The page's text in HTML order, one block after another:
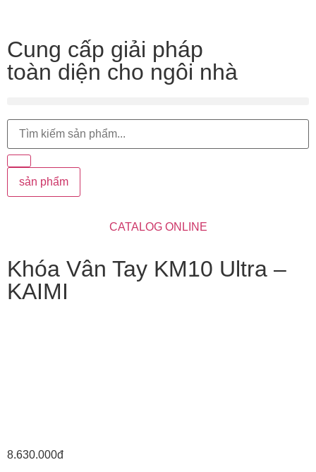
Cung cấp giải pháp
toàn diện cho ngôi nhà
sản phẩm
CATALOG ONLINE
Khóa Vân Tay KM10 Ultra –
KAIMI
8.630.000đ